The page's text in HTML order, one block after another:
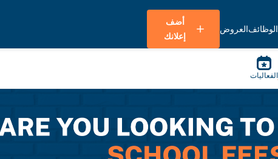
الوظائفالعروض
أضف
إعلانك
الفعاليات